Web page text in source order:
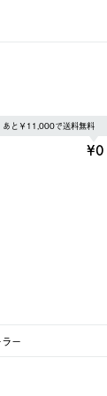
あと￥11,000で送料無料
¥0
ー